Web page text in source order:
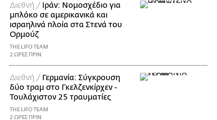
Διεθνή / Ιράν: Νομοσχέδιο για
μπλόκο σε αμερικανικά και
ισραηλινά πλοία στα Στενά του
Ορμούζ
THE LIFO TEAM
2 ΩΡΕΣ ΠΡΙΝ
Διεθνή / Γερμανία: Σύγκρουση
δύο τραμ στο Γκελζενκίρχεν -
Τουλάχιστον 25 τραυματίες
THE LIFO TEAM
2 ΩΡΕΣ ΠΡΙΝ